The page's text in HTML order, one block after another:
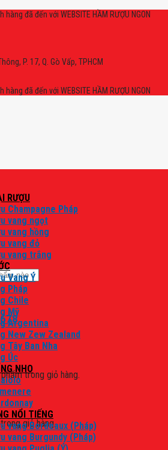
đã đến với WEBSITE HẦM RƯỢU NGON
P. 17, Q. Gò Vấp, TPHCM
đã đến với WEBSITE HẦM RƯỢU NGON
trong giỏ hàng.
giỏ hàng.
RƯỢU
Champagne Pháp
vang ngọt
vang hồng
vang đỏ
vang trắng
Vang Ý
Pháp
Chile
Mỹ
Argentina
New Zew Zealand
Tây Ban Nha
Úc
NHO
NỔI TIẾNG
vang Bordeaux (Pháp)
vang Burgundy (Pháp)